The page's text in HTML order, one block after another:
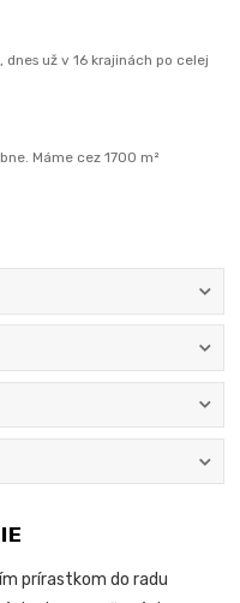
už v 16 krajinách po celej
Máme cez 1700 m²
prírastkom do radu